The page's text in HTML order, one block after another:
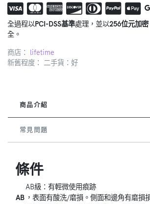
全過程以PCI-DSS基準處理，並以256位元加密
全。
商店： lifetime
新舊程度： 二手貨：好
商品介紹
常見問題
條件
AB
AB級：有輕微使用痕跡
，表面有酸洗/磨損。側面和邊角有磨損